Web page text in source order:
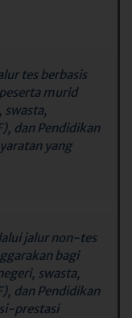
tes berbasis
murid
swasta,
dan Pendidikan
yang
jalur non-tes
bagi
swasta,
dan Pendidikan
prestasi